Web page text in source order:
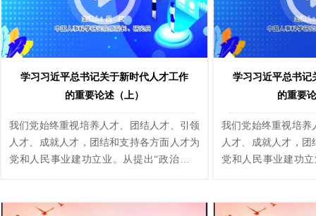
学习习近平总书记关于新时代人才工作
的重要论述（上）
我们党始终重视培养人才、团结人才、引领
人才、成就人才，团结和支持各方面人才为
党和人民事业建功立业。从提出“政治路线
第一资源”，百年大党求贤若渴、珍视人才
学习习近平总书记
的重要
我们党始终重视培养
人才、成就人才，
党和人民事业建功
第一资源”，百年大